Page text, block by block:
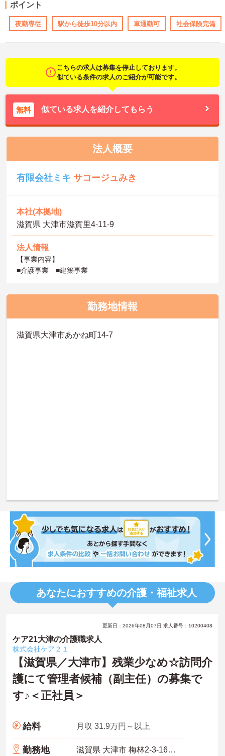
ポイント
夜勤専従 駅から徒歩10分以内 車通勤可 社会保険完備
こちらの求人は募集を停止しております。
似ている条件の求人のご紹介が可能です。
無料 似ている求人を紹介してもらう
法人概要
有限会社ミキサコージュみき
本社(本拠地)
滋賀県 大津市滋賀里4-11-9
法人情報
【事業内容】
■介護事業 ■建築事業
勤務地情報
滋賀県大津市あかね町14-7
あなたにおすすめの介護・福祉求人
更新日：2026年08月07日 求人番号：10200408
ケア21大津の介護職求人
株式会社ケア２１
【滋賀県／大津市】残業少なめ☆訪問介
護にて管理者候補（副主任）の募集で
す♪＜正社員＞
給料 月収 31.9万円～以上
勤務地 滋賀県 大津市 梅林2-3-16 松風ビル1F